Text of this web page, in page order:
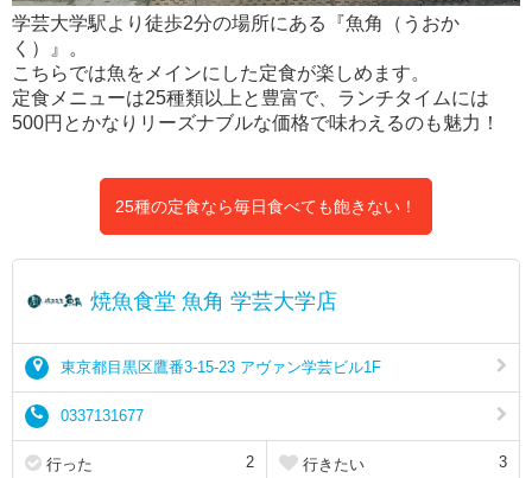
学芸大学駅より徒歩2分の場所にある『魚角（うおか
く）』。
こちらでは魚をメインにした定食が楽しめます。
定食メニューは25種類以上と豊富で、ランチタイムには
500円とかなりリーズナブルな価格で味わえるのも魅力！
25種の定食なら毎日食べても飽きない！
焼魚食堂 魚角 学芸大学店
東京都目黒区鷹番3-15-23 アヴァン学芸ビル1F
0337131677
行った 2 行きたい 3